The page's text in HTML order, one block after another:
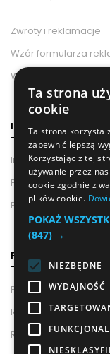
Zwroty i reklamacje
Wzór formularza
Wzór odstąpienia od
INFORMACJE
Informacje od
Polityka Prywatności
Polityka prywatności
POMOC
Pouczenie o Prawie
Regulamin
Regulamin Sklepu
Ta strona
cookie
Ta strona korzysta
zapewnić lepszą
Korzystając z tej
używanie przez
cookie zgodnie z
plików cookie.
POKAŻ
(847) →
NIEZBĘDNE
WYDAJNOŚĆ